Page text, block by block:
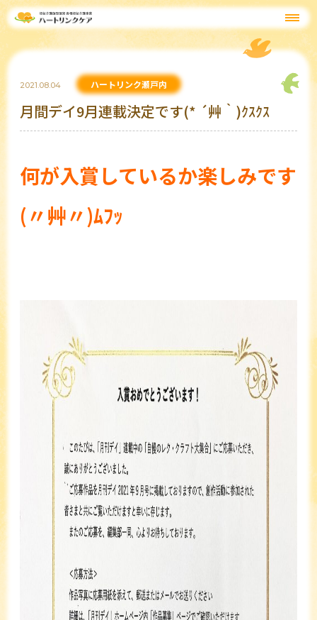
2021.08.04 ハートリンク瀬戸内
月間デイ9月連載決定です(* ´艸｀)ｸｽｸｽ
何が入賞しているか楽しみです
(〃艸〃)ﾑﾌｯ